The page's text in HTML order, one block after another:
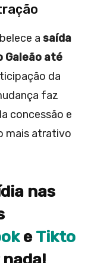
a saída
Galeão até
da
faz
concessão e
mais atrativo
nas
eTikto